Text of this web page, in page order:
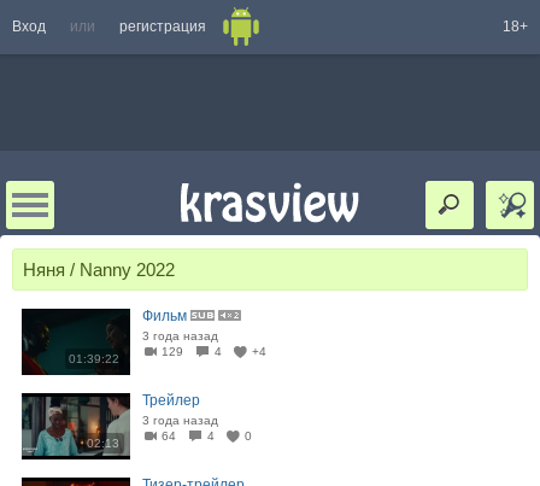
Вход или регистрация 18+
Няня / Nanny 2022
01:39:22
Фильм
3 года назад
129
4 +4
02:13
Трейлер
3 года назад
64
4 0